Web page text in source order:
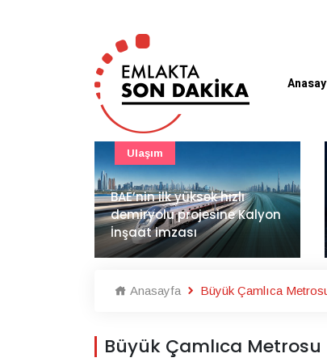
Mimarlık ve mühendislik
projeleri e-PYS ile dijital
ortama taşınacak
Güncel
Anasayfa Büyük Çamlıca
Büyük Çamlıca